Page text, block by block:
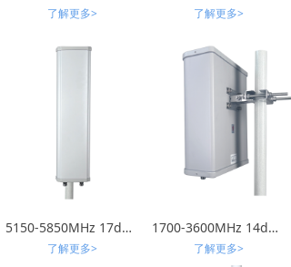
了解更多> 了解更多>
5150-5850MHz 17dBi 水平垂直双极化 扇区天线
了解更多>
1700-3600MHz 14dBi PCB扇区±45°客户规格书_01
了解更多>